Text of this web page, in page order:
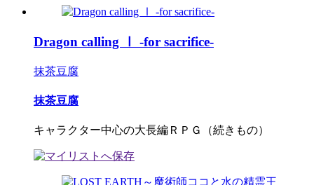
Dragon calling Ⅰ -for sacrifice-
抹茶豆腐
抹茶豆腐
キャラクター中心の大長編ＲＰＧ（続きもの）